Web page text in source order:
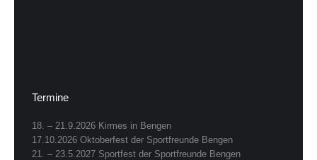
Termine
18. – 21.9.2026 Kirmes in Bengen
17.10.2026 Oktoberfest der Sportfreunde Bengen
21. – 23.5.2027 Sportfest der Sportfreunde Bengen